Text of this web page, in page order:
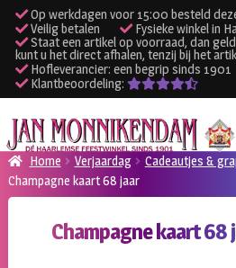
Op werkdagen voor 15:00 besteld
Veilig betalen
Fysieke winkel in
Staat een artikel op voorraad, dan
kunt u het direct afhalen, tenzij bij het
Hofleverancier: een begrip sinds 1901
Klantbeoordeling:
Ga
door
naar
navigatie
Ga
naar
de
inhoudVerhuur kleding
Verhuur apparatuur
Home Verjaardag Cadeautjes &
Champagne kaart 68 jaar
Champagne kaart 68